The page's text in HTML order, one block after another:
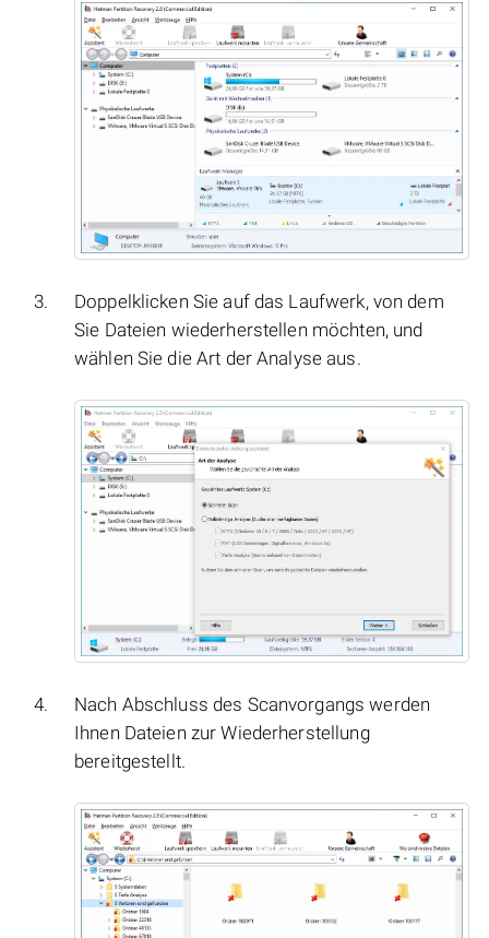
Doppelklicken Sie auf das Laufwerk, von dem
Sie Dateien wiederherstellen möchten, und
wählen Sie die Art der Analyse aus.
Nach Abschluss des Scanvorgangs werden
Ihnen Dateien zur Wiederherstellung
bereitgestellt.